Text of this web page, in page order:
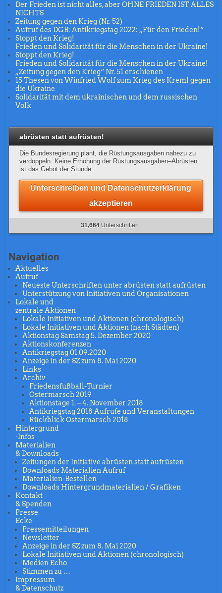
Der Frieden ist nicht alles, aber OHNE FRIEDEN IST ALLES
NICHTS
Zeitung gegen den Krieg (Nr. 52)
Aufruf des DGB: Antikriegstag 2022: „Für den Frieden!“
Stoppt den Krieg!
Frieden und Solidarität für die Menschen in der Ukraine!
Stoppt den Krieg!
Frieden und Solidarität für die Menschen in der Ukraine!
„Zeitung gegen den Krieg“ Nr. 51 erschienen
15 Thesen von Winfried Wolf zum Krieg des Kreml gegen
die Ukraine
Solidarität mit dem ukrainischen und dem russischen
Volk
abrüsten statt aufrüsten!
Die Bundesregierung plant, die Rüstungsausgaben nahezu zu
verdoppeln. Keine Erhöhung der Rüstungsausgaben–Abrüsten
ist das Gebot der Stunde.
Unterschreiben und Datenschutzerklärung
akzeptieren
31,664 Unterschriften
Navigation
Aktuelles
Aufruf
Neueste Unterschriften unter abrüsten statt aufrüsten
Unterstützung von Initiativen und Organisationen
Lokale und
zentrale Aktionen
Lokale Initiativen und Aktionen (chronologisch)
Lokale Initiativen und Aktionen (nach Städten)
Aktionstag Samstag 5. Dezember 2020
Aktionskonferenzen
Antikriegstag 01.09.2020
Anzeige in der SZ zum 8. Mai 2020
Links
Archiv
Friedensfußball-Turnier
Ostermarsch 2019
Aktionstage 1. – 4. November 2018
Antikriegstag 2018 Aufrufe und Veranstaltungen
Rückblick Ostermarsch 2018
Hintergrund
-Infos
Materialien
& Downloads
Zeitungen der Initiative abrüsten statt aufrüsten
Downloads Materialien Aufruf
Materialien-Bestellen
Downloads Hintergrundmaterialien / Grafiken
Kontakt
& Spenden
Presse
Ecke
Pressemitteilungen
Newsletter
Anzeige in der SZ zum 8. Mai 2020
Lokale Initiativen und Aktionen (chronologisch)
Medien Echo
Stimmen zu …
Impressum
& Datenschutz